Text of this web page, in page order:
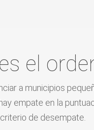
el
a municipios
empate en la
de desempate.